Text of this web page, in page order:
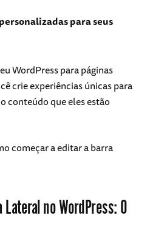
para seus
WordPress para páginas
crie experiências únicas para
conteúdo que eles estão
começar a editar a barra
no WordPress: O